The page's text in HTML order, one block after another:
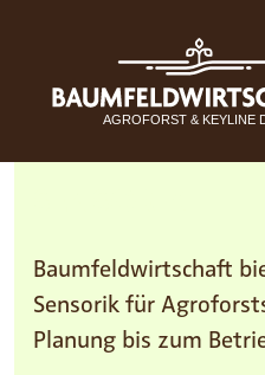
Baumfeldwirtschaft
Sensorik für
Planung bis zum